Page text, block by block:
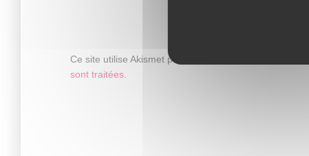
Ce site utilise Akismet pour réduire les indésirables.
sont traitées